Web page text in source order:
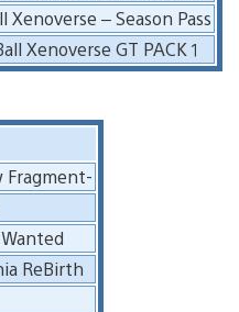
Xenoverse – Season Pass
Xenoverse GT PACK 1
Fragment-
ReBirth